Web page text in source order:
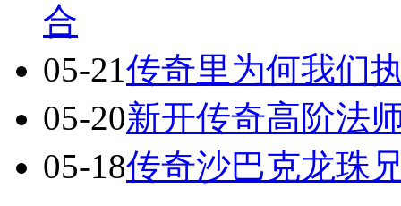
合
05-21传奇里为何我们
05-20新开传奇高阶法
05-18传奇沙巴克龙珠